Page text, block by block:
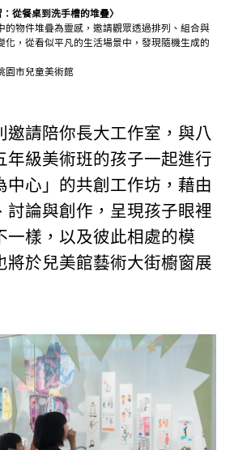
從餐桌到洗手槽的堆疊〉
的物件堆疊為靈感，邀請觀眾透過排列、組合與
化，從看似平凡的生活場景中，發現隨機生成的
園市兒童美術館
邀請陪你長大工作室，與八
年級美術班的孩子一起進行
中心」的共創工作坊，藉由
討論與創作，呈現孩子眼裡
一樣，以及彼此相處的模
將於兒美館藝術大街櫥窗展